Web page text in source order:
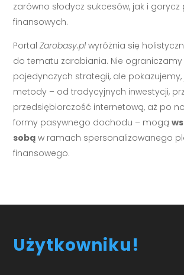
zarówno słodycz sukcesów, jak i gorycz
finansowych.
PortalZarobasy.pl wyróżnia się
do tematu zarabiania. Nie ograniczamy
pojedynczych strategii, ale pokazujemy,
metody – od tradycyjnych inwestycji,
przedsiębiorczość internetową, aż po
formy pasywnego dochodu – mogą
sobą w ramach spersonalizowanego
finansowego.
Użytkowniku!